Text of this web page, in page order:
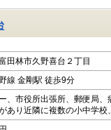
田林市久野喜台２丁目
線 金剛駅 徒歩9分
、市役所出張所、郵便局
あり近隣に複数の小中学校